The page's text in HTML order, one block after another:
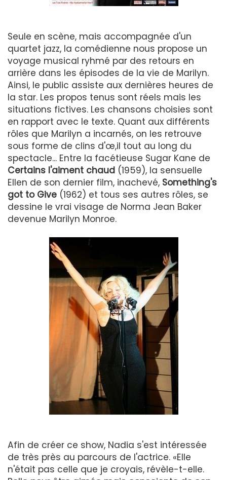
Seule en scène, mais accompagnée d'un
quartet jazz, la comédienne nous propose un
voyage musical ryhmé par des retours en
arrière dans les épisodes de la vie de Marilyn.
Ainsi, le public assiste aux dernières heures de
la star. Les propos tenus sont réels mais les
situations fictives. Les chansons choisies sont
en rapport avec le texte. Quant aux différents
rôles que Marilyn a incarnés, on les retrouve
sous forme de clins d'œ,il tout au long du
spectacle... Entre la facétieuse Sugar Kane de
Certains l'aiment chaud (1959), la sensuelle
Ellen de son dernier film, inachevé, Something's
got to Give (1962) et tous ses autres rôles, se
dessine le vrai visage de Norma Jean Baker
devenue Marilyn Monroe.
Afin de créer ce show, Nadia s'est intéressée
de très près au parcours de l'actrice. «Elle
n'était pas celle que je croyais, révèle-t-elle.